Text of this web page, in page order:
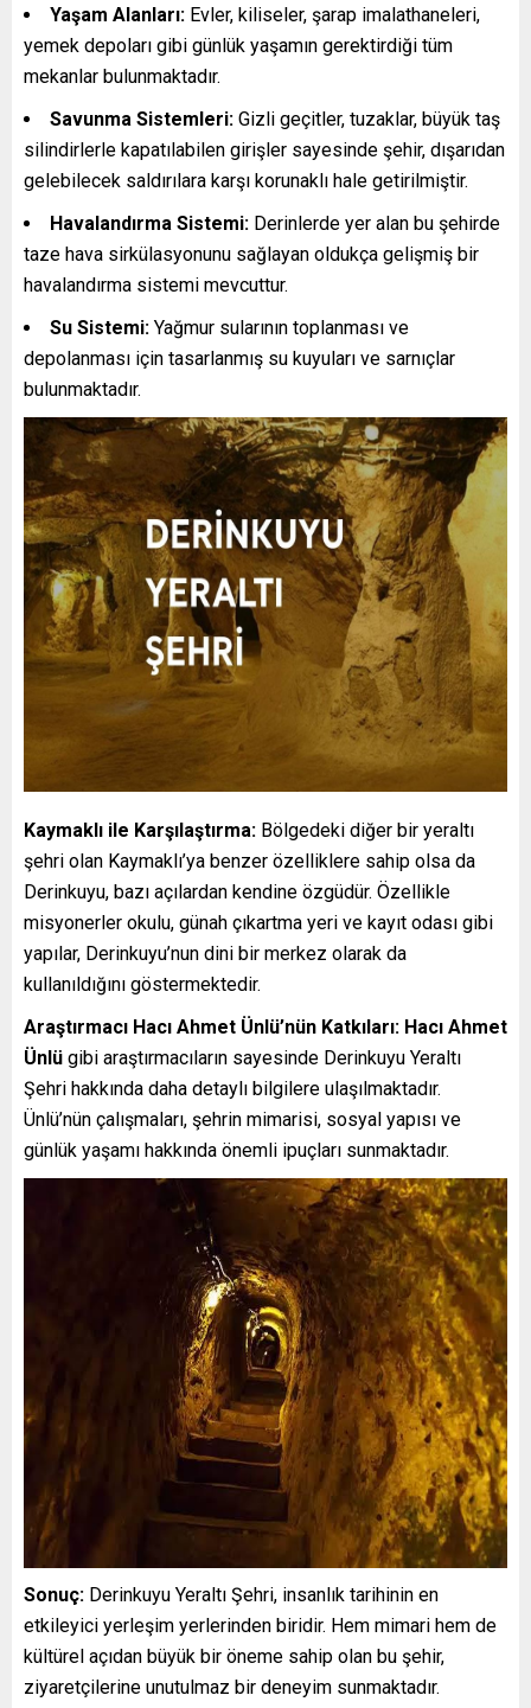
Yaşam Alanları: Evler, kiliseler, şarap imalathaneleri,
yemek depoları gibi günlük yaşamın gerektirdiği tüm
mekanlar bulunmaktadır.
Savunma Sistemleri: Gizli geçitler, tuzaklar, büyük taş
silindirlerle kapatılabilen girişler sayesinde şehir, dışarıdan
gelebilecek saldırılara karşı korunaklı hale getirilmiştir.
Havalandırma Sistemi: Derinlerde yer alan bu şehirde
taze hava sirkülasyonunu sağlayan oldukça gelişmiş bir
havalandırma sistemi mevcuttur.
Su Sistemi: Yağmur sularının toplanması ve
depolanması için tasarlanmış su kuyuları ve sarnıçlar
bulunmaktadır.
Kaymaklı ile Karşılaştırma: Bölgedeki diğer bir yeraltı
şehri olan Kaymaklı’ya benzer özelliklere sahip olsa da
Derinkuyu, bazı açılardan kendine özgüdür. Özellikle
misyonerler okulu, günah çıkartma yeri ve kayıt odası gibi
yapılar, Derinkuyu’nun dini bir merkez olarak da
kullanıldığını göstermektedir.
Araştırmacı Hacı Ahmet Ünlü’nün Katkıları: Hacı Ahmet
Ünlü gibi araştırmacıların sayesinde Derinkuyu Yeraltı
Şehri hakkında daha detaylı bilgilere ulaşılmaktadır.
Ünlü’nün çalışmaları, şehrin mimarisi, sosyal yapısı ve
günlük yaşamı hakkında önemli ipuçları sunmaktadır.
Sonuç: Derinkuyu Yeraltı Şehri, insanlık tarihinin en
etkileyici yerleşim yerlerinden biridir. Hem mimari hem de
kültürel açıdan büyük bir öneme sahip olan bu şehir,
ziyaretçilerine unutulmaz bir deneyim sunmaktadır.